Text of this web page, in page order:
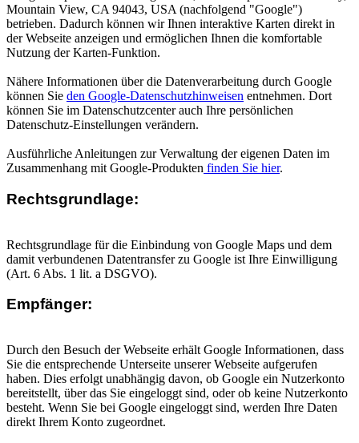
Mountain View, CA 94043, USA (nachfolgend "Google")
betrieben. Dadurch können wir Ihnen interaktive Karten direkt in
der Webseite anzeigen und ermöglichen Ihnen die komfortable
Nutzung der Karten-Funktion.
Nähere Informationen über die Datenverarbeitung durch Google
können Sie den Google-Datenschutzhinweisen entnehmen. Dort
können Sie im Datenschutzcenter auch Ihre persönlichen
Datenschutz-Einstellungen verändern.
Ausführliche Anleitungen zur Verwaltung der eigenen Daten im
Zusammenhang mit Google-Produkten finden Sie hier.
Rechtsgrundlage:
Rechtsgrundlage für die Einbindung von Google Maps und dem
damit verbundenen Datentransfer zu Google ist Ihre Einwilligung
(Art. 6 Abs. 1 lit. a DSGVO).
Empfänger:
Durch den Besuch der Webseite erhält Google Informationen, dass
Sie die entsprechende Unterseite unserer Webseite aufgerufen
haben. Dies erfolgt unabhängig davon, ob Google ein Nutzerkonto
bereitstellt, über das Sie eingeloggt sind, oder ob keine Nutzerkonto
besteht. Wenn Sie bei Google eingeloggt sind, werden Ihre Daten
direkt Ihrem Konto zugeordnet.